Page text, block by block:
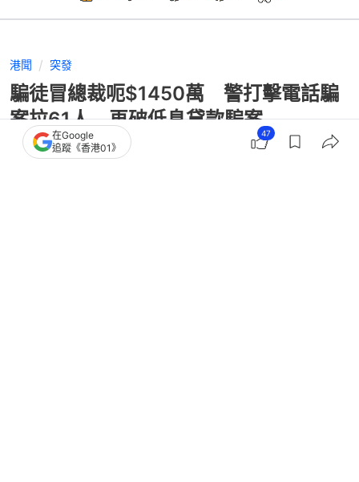
港聞 突發
騙徒冒總裁呃$1450萬 警打擊電話騙
案拉61人 再破低息貸款騙案
在Google
追蹤《香港01》
47